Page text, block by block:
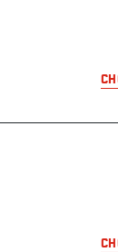
Télécharge l'appli
maintenant